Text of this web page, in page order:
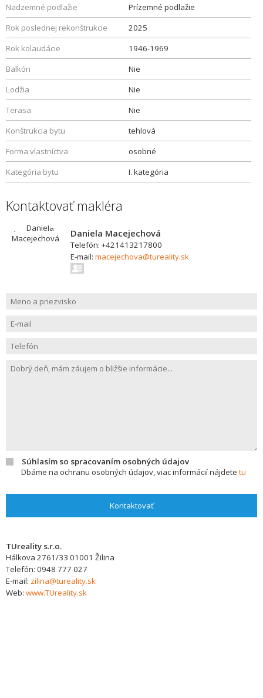
Nadzemné podlažie
Prízemné podlažie
Rok poslednej rekonštrukcie
2025
Rok kolaudácie
1946-1969
Balkón
Nie
Lodžia
Nie
Terasa
Nie
Konštrukcia bytu
tehlová
Forma vlastníctva
osobné
Kategória bytu
I. kategória
Kontaktovať makléra
Daniela Macejechová
Telefón: +421413217800
E-mail: macejechova@tureality.sk
Súhlasím so spracovaním osobných údajov
Dbáme na ochranu osobných údajov, viac informácií nájdete tu
Kontaktovať
TUreality s.r.o.
Hálkova 2761/33 01001 Žilina
Telefón: 0948 777 027
E-mail: zilina@tureality.sk
Web: www.TUreality.sk